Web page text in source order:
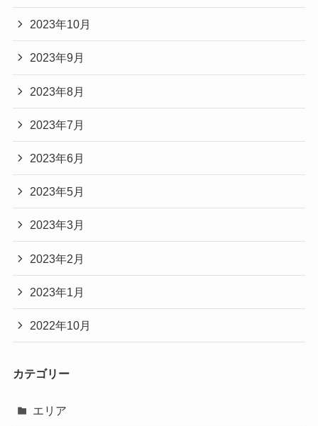
2023年10月
2023年9月
2023年8月
2023年7月
2023年6月
2023年5月
2023年3月
2023年2月
2023年1月
2022年10月
カテゴリー
エリア